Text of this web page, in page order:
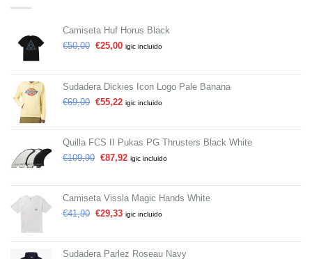
Camiseta Huf Horus Black
€50,00 €25,00 igic incluido
Sudadera Dickies Icon Logo Pale Banana
€69,00 €55,22 igic incluido
Quilla FCS II Pukas PG Thrusters Black White
€109,90 €87,92 igic incluido
Camiseta Vissla Magic Hands White
€41,90 €29,33 igic incluido
Sudadera Parlez Roseau Navy